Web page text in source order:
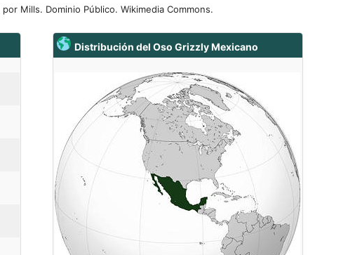
Mills. Dominio Público. Wikimedia Commons.
Distribución del Oso Grizzly Mexicano